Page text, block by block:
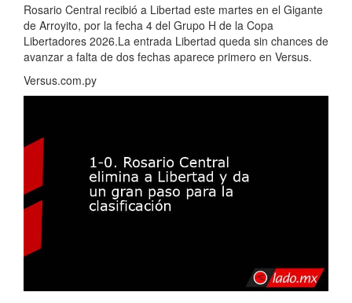
Rosario Central recibió a Libertad este martes en el Gigante
de Arroyito, por la fecha 4 del Grupo H de la Copa
Libertadores 2026.La entrada Libertad queda sin chances de
avanzar a falta de dos fechas aparece primero en Versus.
Versus.com.py